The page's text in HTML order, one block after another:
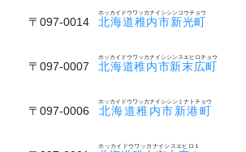
〒097-0014 北海道稚内市新光町
ホッカイドウワッカナイシシンコウチョウ
〒097-0007 北海道稚内市新末広町
ホッカイドウワッカナイシシンスエヒロチョウ
〒097-0006 北海道稚内市新港町
ホッカイドウワッカナイシシンミナトチョウ
ホッカイドウワッカナイシスエヒロ１